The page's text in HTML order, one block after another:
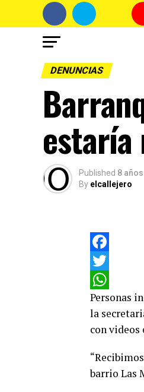
DENUNCIAS
estaría
Published 8
By elcallejero
Facebook
Twitter
WhatsApp
Personas
la
con videos
barrio Las